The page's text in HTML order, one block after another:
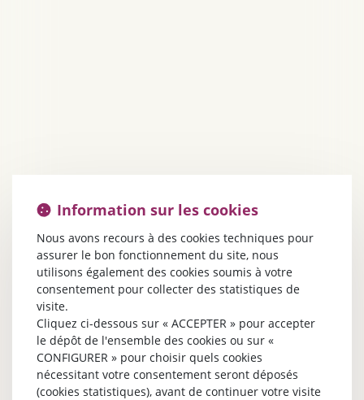
Information sur les cookies
Nous avons recours à des cookies techniques pour
assurer le bon fonctionnement du site, nous
utilisons également des cookies soumis à votre
consentement pour collecter des statistiques de
visite.
Cliquez ci-dessous sur « ACCEPTER » pour accepter
le dépôt de l'ensemble des cookies ou sur «
CONFIGURER » pour choisir quels cookies
nécessitant votre consentement seront déposés
(cookies statistiques), avant de continuer votre visite